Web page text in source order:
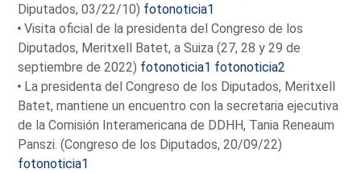
Diputados, 03/22/10) fotonoticia1
Visita oficial de la presidenta del Congreso de los
Diputados, Meritxell Batet, a Suiza (27, 28 y 29 de
septiembre de 2022) fotonoticia1 fotonoticia2
La presidenta del Congreso de los Diputados, Meritxell
Batet, mantiene un encuentro con la secretaria ejecutiva
de la Comisión Interamericana de DDHH, Tania Reneaum
Panszi. (Congreso de los Diputados, 20/09/22)
fotonoticia1